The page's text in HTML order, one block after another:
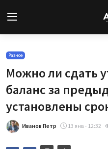
Новости
Статьи
Авторы
Разное
Можно ли сдать
баланс за
установлены
Иванов Петр 13 янв - 12:32